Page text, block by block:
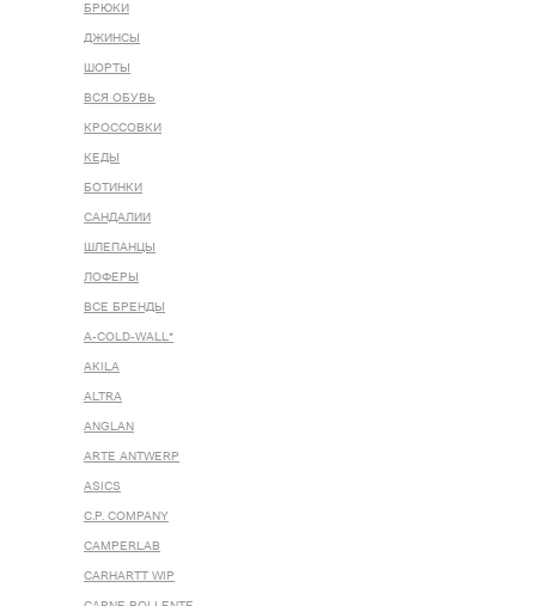
БРЮКИ
ДЖИНСЫ
ШОРТЫ
ВСЯ ОБУВЬ
КРОССОВКИ
КЕДЫ
БОТИНКИ
САНДАЛИИ
ШЛЕПАНЦЫ
ЛОФЕРЫ
ВСЕ БРЕНДЫ
A-COLD-WALL*
AKILA
ALTRA
ANGLAN
ARTE ANTWERP
ASICS
C.P. COMPANY
CAMPERLAB
CARHARTT WIP